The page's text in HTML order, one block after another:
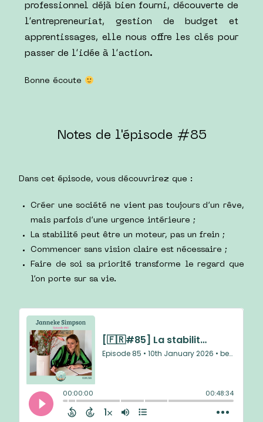
professionnel déjà bien fourni, découverte de
l’entrepreneuriat, gestion de budget et
apprentissages, elle nous offre les clés pour
passer de l’idée à l’action.
Bonne écoute
Notes de l'épisode #85
Dans cet épisode, vous découvrirez que :
Créer une société ne vient pas toujours d’un rêve,
mais parfois d’une urgence intérieure ;
La stabilité peut être un moteur, pas un frein ;
Commencer sans vision claire est nécessaire ;
Faire de soi sa priorité transforme le regard que
l’on porte sur sa vie.